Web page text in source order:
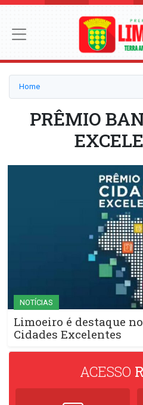
Home
PRÊMIO
NOTÍCIAS
Limoeiro é destaque
Cidades Excelentes
ACESSO